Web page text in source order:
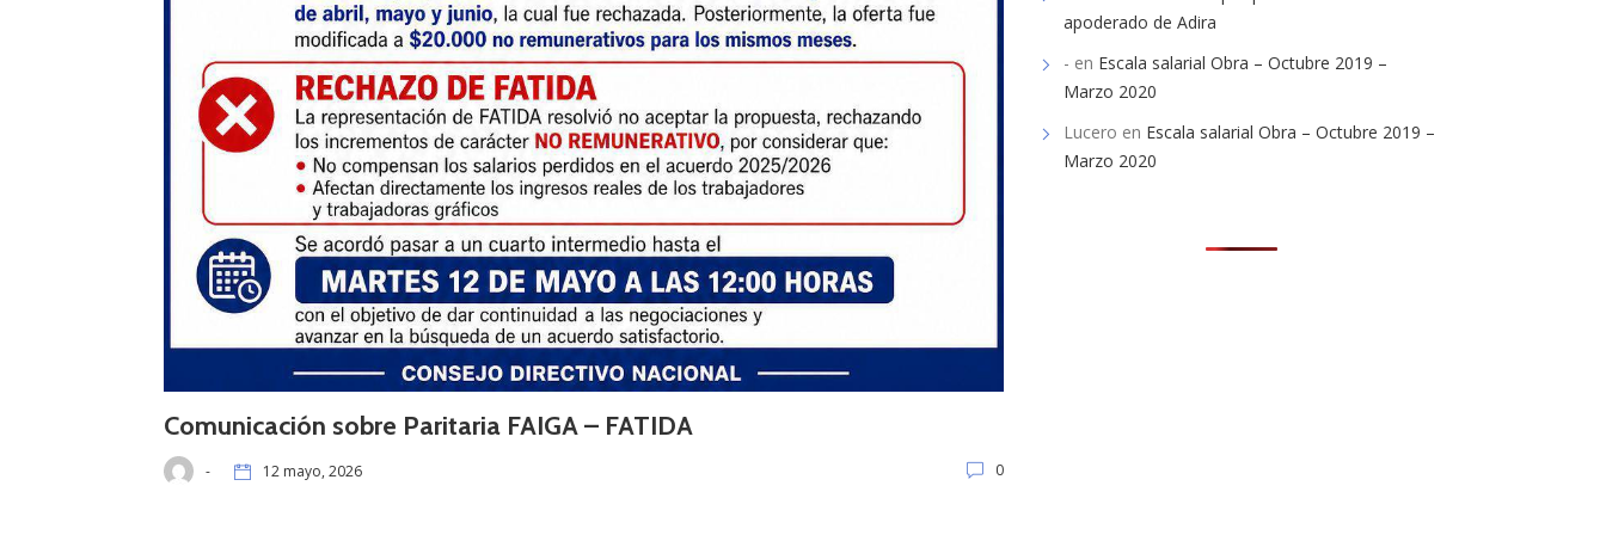
Comunicación sobre Paritaria FAIGA – FATIDA
- 12 mayo, 2026 0
apoderado de Adira
- en Escala salarial Obra – Octubre 2019 –
Marzo 2020
Lucero en Escala salarial Obra – Octubre 2019 –
Marzo 2020